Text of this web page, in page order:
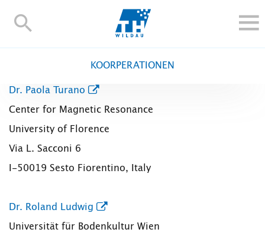
TH-
FORSCHUNG UND TRANSFER
ALUMNI
HOCHSCHULE
INTERNATIONAL
BESCHÄFTIGTE
TH Online-Portal
KOORPERATIONEN
Dr. Paola Turano
Center for Magnetic Resonance
University of Florence
Via L. Sacconi 6
I-50019 Sesto Fiorentino, Italy
Dr. Roland Ludwig
Universität für Bodenkultur Wien